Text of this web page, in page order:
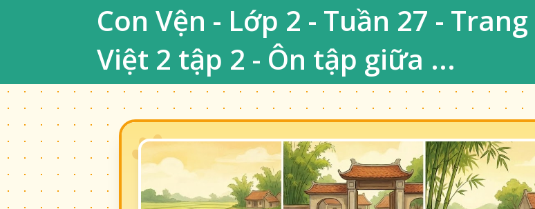
Con Vện - Lớp 2 - Tuần 27 -
Việt 2 tập 2 - Ôn tập giữa ...